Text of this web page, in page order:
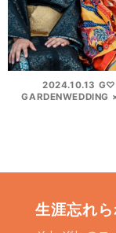
2024.10.13
GARDENWEDDING
生涯忘れ